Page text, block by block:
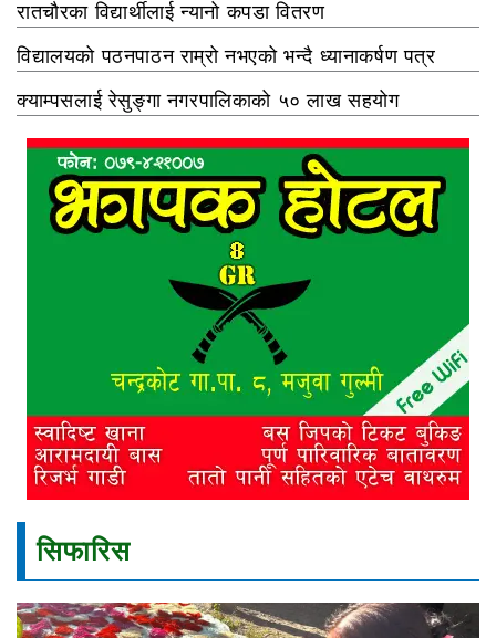
रातचौरका विद्यार्थीलाई न्यानो कपडा वितरण
विद्यालयको पठनपाठन राम्रो नभएको भन्दै ध्यानाकर्षण पत्र
क्याम्पसलाई रेसुङ्गा नगरपालिकाको ५० लाख सहयोग
सिफारिस